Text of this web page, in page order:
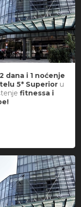
2 dana i 1 noćenje
5* Superior u
fitnessa i